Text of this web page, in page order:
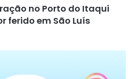
no Porto do Itaqui
ferido em São Luís